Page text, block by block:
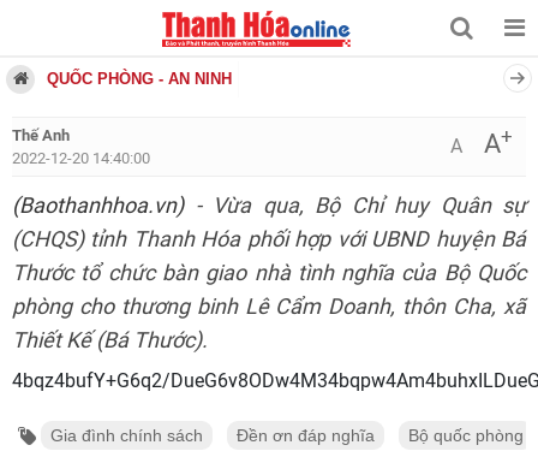
QUỐC PHÒNG - AN NINH
Thế Anh
2022-12-20 14:40:00
A A+
(Baothanhhoa.vn)- Vừa qua, Bộ Chỉ huy Quân sự
(CHQS) tỉnh Thanh Hóa phối hợp với UBND huyện Bá
Thước tổ chức bàn giao nhà tình nghĩa của Bộ Quốc
phòng cho thương binh Lê Cẩm Doanh, thôn Cha, xã
Thiết Kế (Bá Thước).
4bqz4bufY+G6q2/
Gia đình chính sách Đền ơn đáp nghĩa Bộ quốc phòng